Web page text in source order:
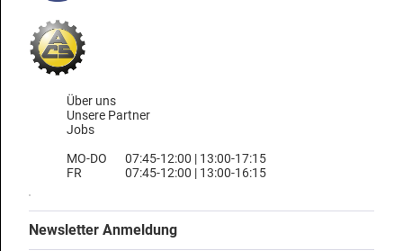
Über uns
Unsere Partner
Jobs
MO-DO
FR
07:45-12:00 | 13:00-17:15
07:45-12:00 | 13:00-16:15
Newsletter Anmeldung